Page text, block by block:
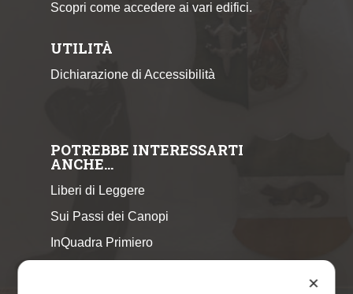
Scopri come accedere ai vari edifici.
UTILITÀ
Dichiarazione di Accessibilità
POTREBBE INTERESSARTI
ANCHE…
Liberi di Leggere
Sui Passi dei Canopi
InQuadra Primiero
✕